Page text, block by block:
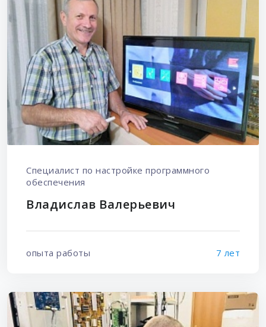
Специалист по настройке программного
обеспечения
Владислав Валерьевич
опыта работы 7 лет